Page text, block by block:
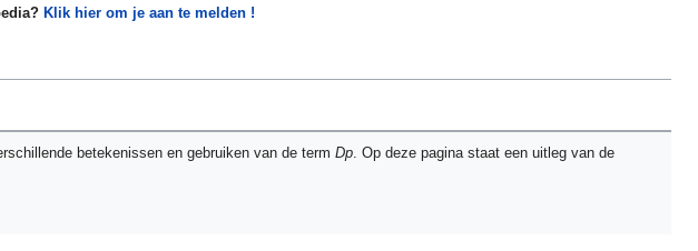
Klik hier om je aan te melden !
betekenissen en gebruiken van de term Dp. Op deze pagina staat een uitleg van de